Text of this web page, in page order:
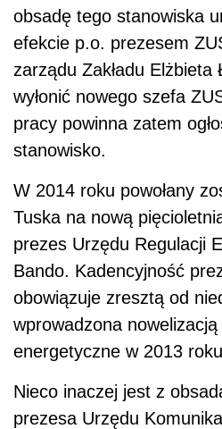
obsadę tego stanowiska
efekcie p.o. prezesem
zarządu Zakładu Elżbieta
wyłonić nowego szefa
pracy powinna zatem
stanowisko.
W 2014 roku powołany
Tuska na nową
prezes Urzędu Regulacji
Bando. Kadencyjność
obowiązuje zresztą od
wprowadzona
energetyczne w 2013
Nieco inaczej jest z
prezesa Urzędu